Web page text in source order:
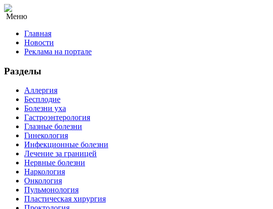
Меню
Главная
Новости
Реклама на портале
Разделы
Аллергия
Бесплодие
Болезни уха
Гастроэнтерология
Глазные болезни
Гинекология
Инфекционные болезни
Лечение за границей
Нервные болезни
Наркология
Онкология
Пульмонология
Пластическая хирургия